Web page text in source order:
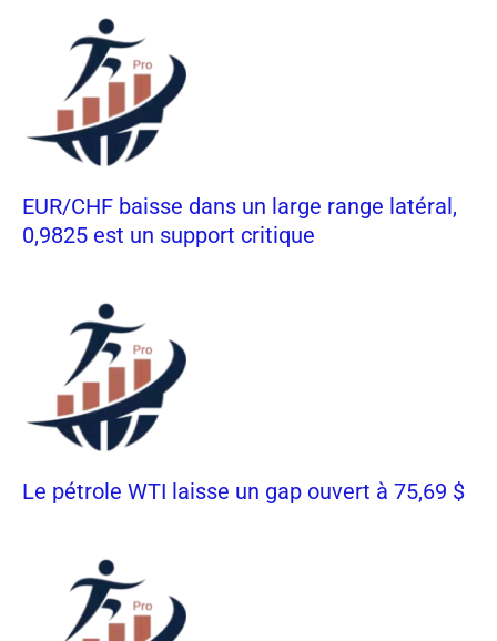
EUR/CHF baisse dans un large range latéral,
0,9825 est un support critique
Le pétrole WTI laisse un gap ouvert à 75,69 $